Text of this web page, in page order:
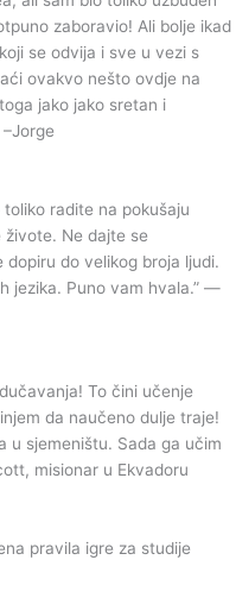
zaboravio! Ali bolje ikad
se odvija i sve u vezi s
ovakvo nešto ovdje na
jako jako sretan i
radite na pokušaju
živote. Ne dajte se
do velikog broja ljudi.
jezika. Puno vam hvala.” —
To čini učenje
da naučeno dulje traje!
u sjemeništu. Sada ga učim
misionar u Ekvadoru
pravila igre za studije